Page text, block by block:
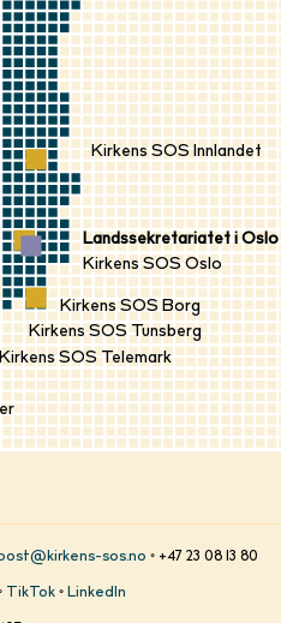
Kirkens SOS Borg
Kirkens SOS Innlandet
Kirkens SOS Oslo
SOS Telemark
Kirkens SOS Tunsberg
Landssekretariatet i Oslo
sos.no ◦ +47 23 08 13 80
TikTok ◦ LinkedIn